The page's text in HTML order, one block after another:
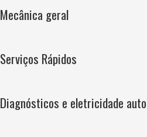
Mecânica geral
Serviços Rápidos
Diagnósticos e eletricidade auto